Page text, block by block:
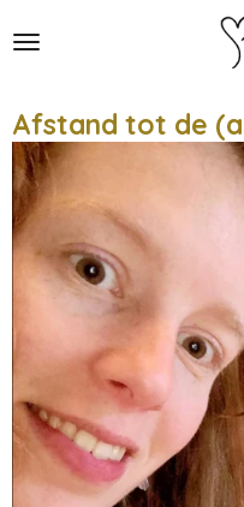
direct
hoofdinhoud
Afstand tot de